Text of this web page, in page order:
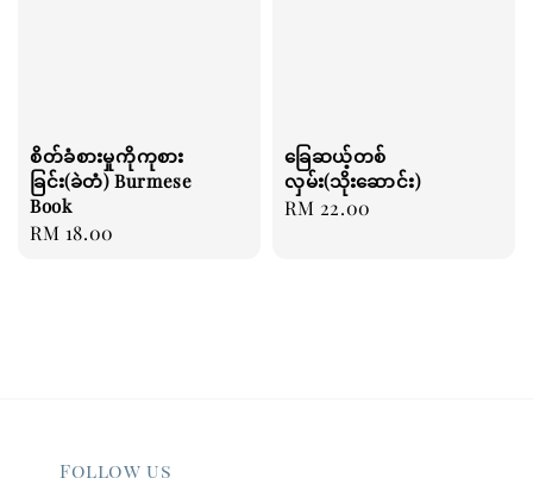
စိတ်ခံစားမှုကိုကုစား
ခြင်း(ခဲတံ) Burmese
Book
Regular
RM 18.00
ခြေဆယ့်တစ်
လှမ်း(သိုးဆောင်း)
Regular
RM 22.00
Follow us